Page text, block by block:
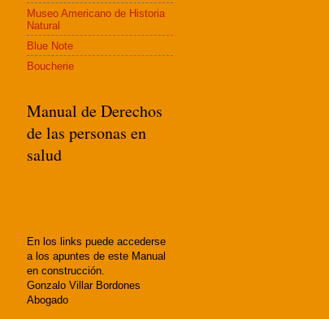
Museo Americano de Historia
Natural
Blue Note
Boucherie
Manual de Derechos
de las personas en
salud
En los links puede accederse
a los apuntes de este Manual
en construcción.
Gonzalo Villar Bordones
Abogado